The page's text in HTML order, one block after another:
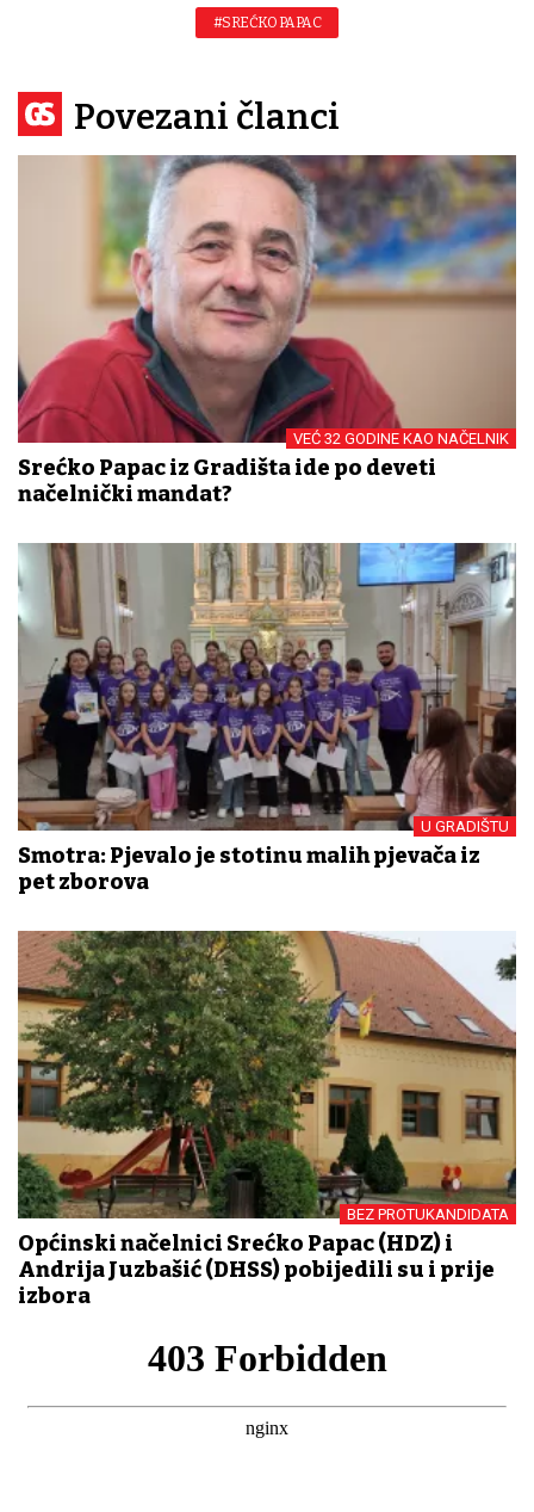
#SREĆKO PAPAC
Povezani članci
VEĆ 32 GODINE KAO NAČELNIK
Srećko Papac iz Gradišta ide po deveti
načelnički mandat?
U GRADIŠTU
Smotra: Pjevalo je stotinu malih pjevača iz
pet zborova
BEZ PROTUKANDIDATA
Općinski načelnici Srećko Papac (HDZ) i
Andrija Juzbašić (DHSS) pobijedili su i prije
izbora